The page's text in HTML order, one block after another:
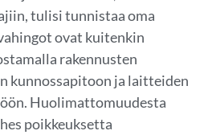
tulisi tunnistaa oma
ovat kuitenkin
rakennusten
kunnossapitoon ja laitteiden
Huolimattomuudesta
poikkeuksetta